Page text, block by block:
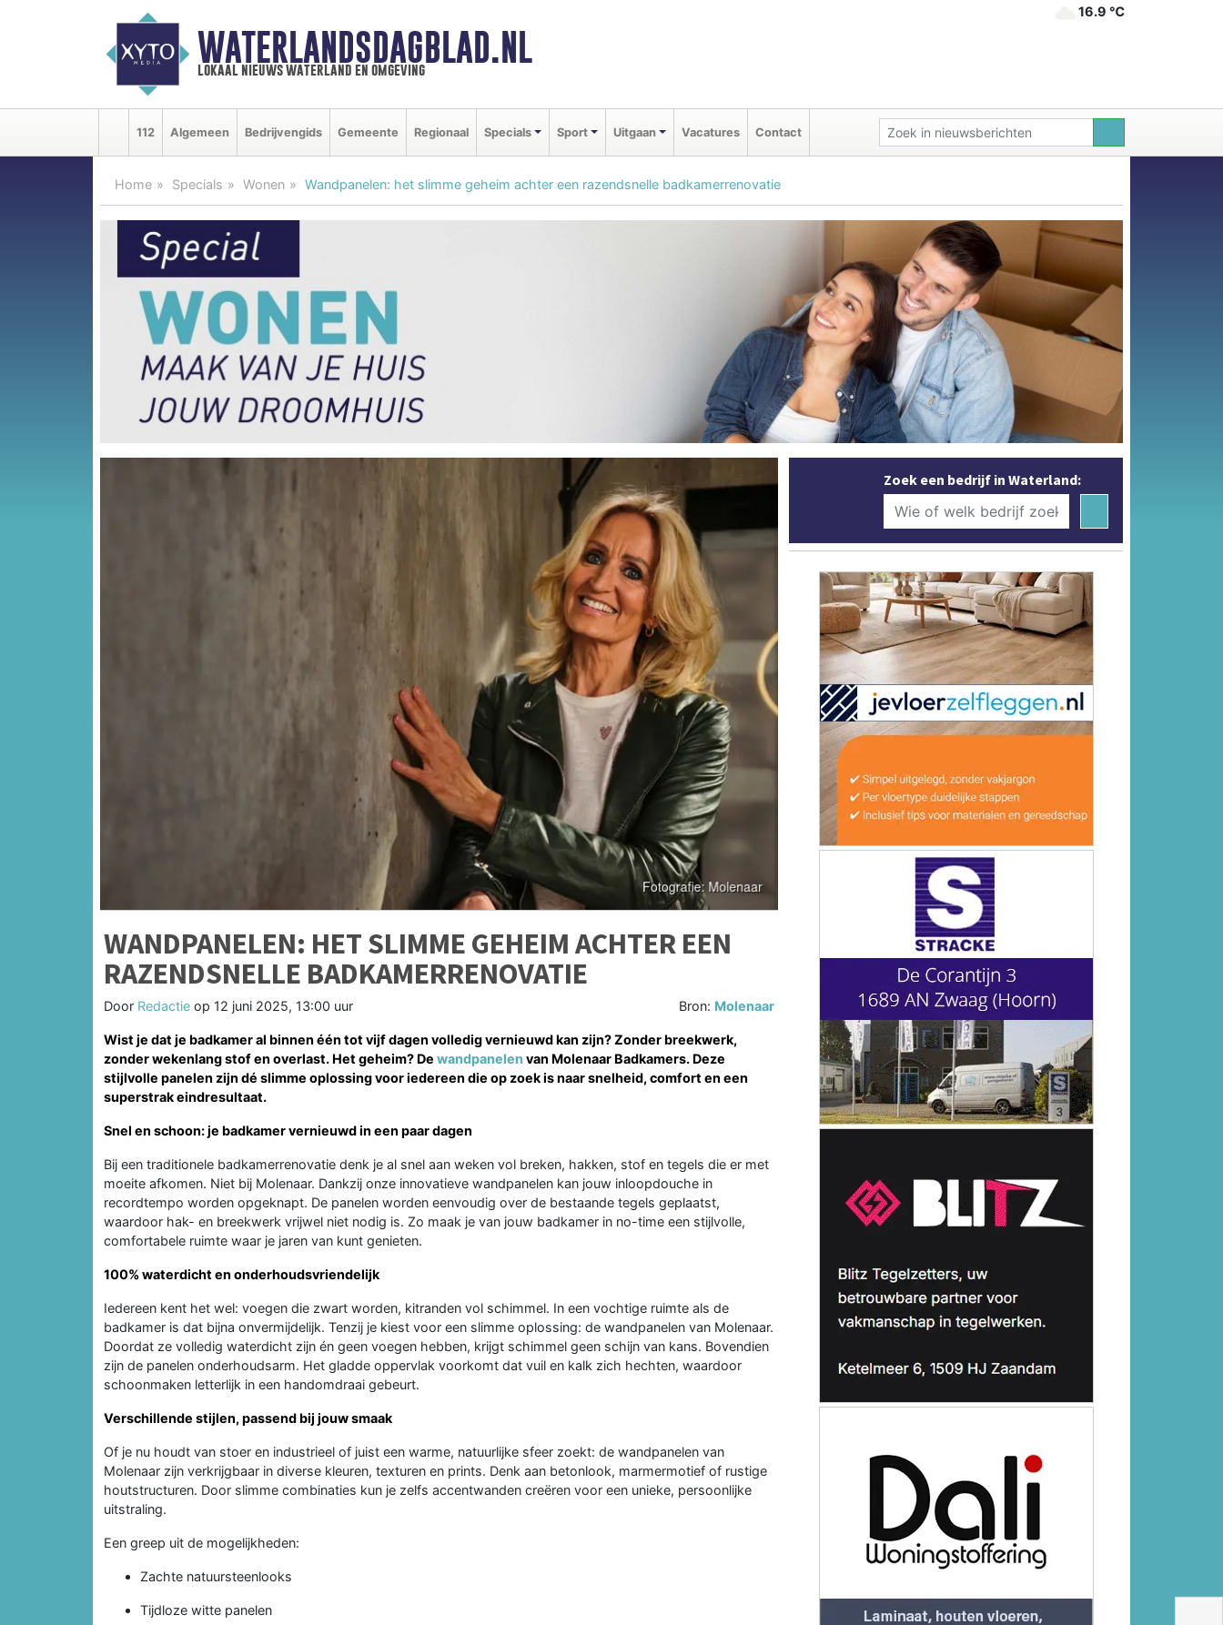
WATERLANDSDAGBLAD.NL
lokaal nieuws waterland en omgeving
16.9 ℃
112 Algemeen Bedrijvengids Gemeente Regionaal Specials Sport Uitgaan Vacatures Contact
Home Specials Wonen Wandpanelen: het slimme geheim achter een razendsnelle badkamerrenovatie
WANDPANELEN: HET SLIMME GEHEIM ACHTER EEN
RAZENDSNELLE BADKAMERRENOVATIE
Door Redactie op 12 juni 2025, 13:00 uur Bron: Molenaar
Wist je dat je badkamer al binnen één tot vijf dagen volledig vernieuwd kan zijn? Zonder breekwerk,
zonder wekenlang stof en overlast. Het geheim? De wandpanelen van Molenaar Badkamers. Deze
stijlvolle panelen zijn dé slimme oplossing voor iedereen die op zoek is naar snelheid, comfort en een
superstrak eindresultaat.
Snel en schoon: je badkamer vernieuwd in een paar dagen
Bij een traditionele badkamerrenovatie denk je al snel aan weken vol breken, hakken, stof en tegels die er met
moeite afkomen. Niet bij Molenaar. Dankzij onze innovatieve wandpanelen kan jouw inloopdouche in
recordtempo worden opgeknapt. De panelen worden eenvoudig over de bestaande tegels geplaatst,
waardoor hak- en breekwerk vrijwel niet nodig is. Zo maak je van jouw badkamer in no-time een stijlvolle,
comfortabele ruimte waar je jaren van kunt genieten.
100% waterdicht en onderhoudsvriendelijk
Iedereen kent het wel: voegen die zwart worden, kitranden vol schimmel. In een vochtige ruimte als de
badkamer is dat bijna onvermijdelijk. Tenzij je kiest voor een slimme oplossing: de wandpanelen van Molenaar.
Doordat ze volledig waterdicht zijn én geen voegen hebben, krijgt schimmel geen schijn van kans. Bovendien
zijn de panelen onderhoudsarm. Het gladde oppervlak voorkomt dat vuil en kalk zich hechten, waardoor
schoonmaken letterlijk in een handomdraai gebeurt.
Verschillende stijlen, passend bij jouw smaak
Of je nu houdt van stoer en industrieel of juist een warme, natuurlijke sfeer zoekt: de wandpanelen van
Molenaar zijn verkrijgbaar in diverse kleuren, texturen en prints. Denk aan betonlook, marmermotief of rustige
houtstructuren. Door slimme combinaties kun je zelfs accentwanden creëren voor een unieke, persoonlijke
uitstraling.
Een greep uit de mogelijkheden:
Zachte natuursteenlooks
Tijdloze witte panelen
Zoek een bedrijf in Waterland: